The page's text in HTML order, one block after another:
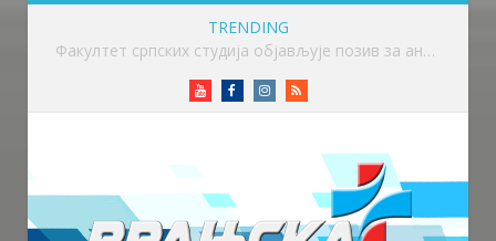
TRENDING
Факултет српских студија објављује позив за ангажовање лектора српског језика на Универзитету ,,HISU“ у Кини
YoutubeFacebookInstagram
RSS